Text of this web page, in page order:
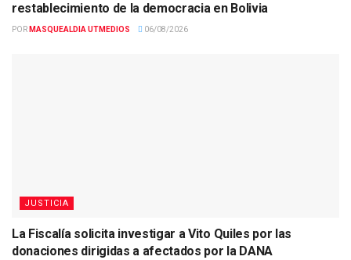
restablecimiento de la democracia en Bolivia
POR MASQUEALDIA UTMEDIOS 06/08/2026
JUSTICIA
La Fiscalía solicita investigar a Vito Quiles por las
donaciones dirigidas a afectados por la DANA